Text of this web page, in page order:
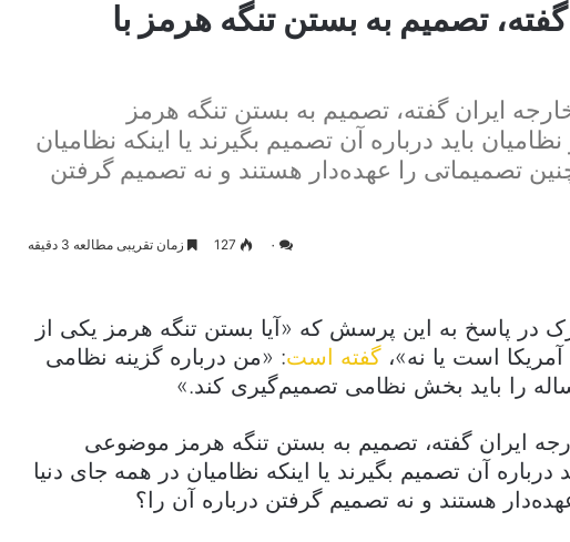
تصمیم به بستن تنگه هرمز با
ایران گفته، تصمیم به بستن تنگه هرمز
باید درباره آن تصمیم بگیرند یا اینکه نظامیان
تصمیماتی را عهده‌دار هستند و نه تصمیم گرفتن
۰ 127 زمان تقریبی مطالعه 3 دقیقه
در پاسخ به این پرسش که «آیا بستن تنگه هرمز یکی از
آمریکا است یا نه»، گفته است: «من درباره گزینه نظامی
را باید بخش نظامی تصمیم‌گیری کند.»
ایران گفته، تصمیم به بستن تنگه هرمز موضوعی
آن تصمیم بگیرند یا اینکه نظامیان در همه جای دنیا
هستند و نه تصمیم گرفتن درباره آن را؟